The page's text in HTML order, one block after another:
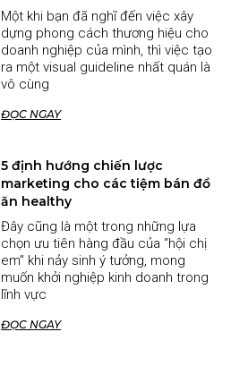
Một khi bạn đã nghĩ đến việc xây
dựng phong cách thương hiệu cho
doanh nghiệp của mình, thì việc tạo
ra một visual guideline nhất quán là
vô cùng
ĐỌC NGAY
5 định hướng chiến lược
marketing cho các tiệm bán đồ
ăn healthy
Đây cũng là một trong những lựa
chọn ưu tiên hàng đầu của “hội chị
em” khi nảy sinh ý tưởng, mong
muốn khởi nghiệp kinh doanh trong
lĩnh vực
ĐỌC NGAY